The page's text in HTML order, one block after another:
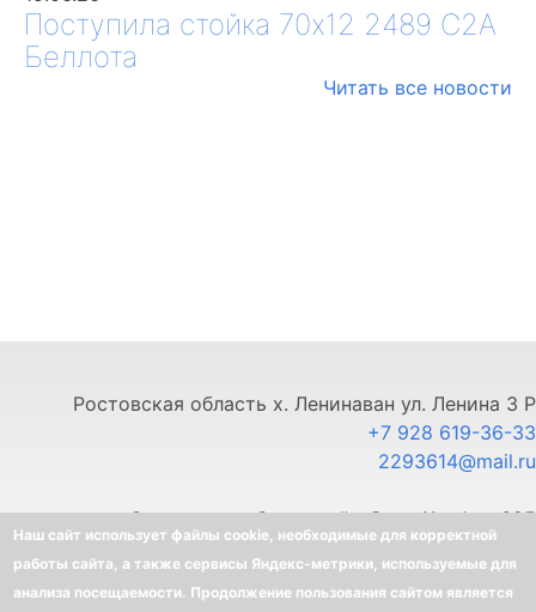
Поступила стойка 70х12 2489 С2А
Беллота
Читать все новости
Ростовская область х. Ленинаван ул. Ленина 3 Р
+7 928 619-36-33
2293614@mail.ru
г. Ставрополь, Северный обход 11, офис 325
+7 903 445-80-33
©BELLOTA - Интернет-магазин
Наш сайт использует файлы cookie, необходимые для корректной
работы сайта, а также сервисы Яндекс-метрики, используемые для
анализа посещаемости. Продолжение пользования сайтом является